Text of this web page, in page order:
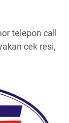
telepon call
cek resi,